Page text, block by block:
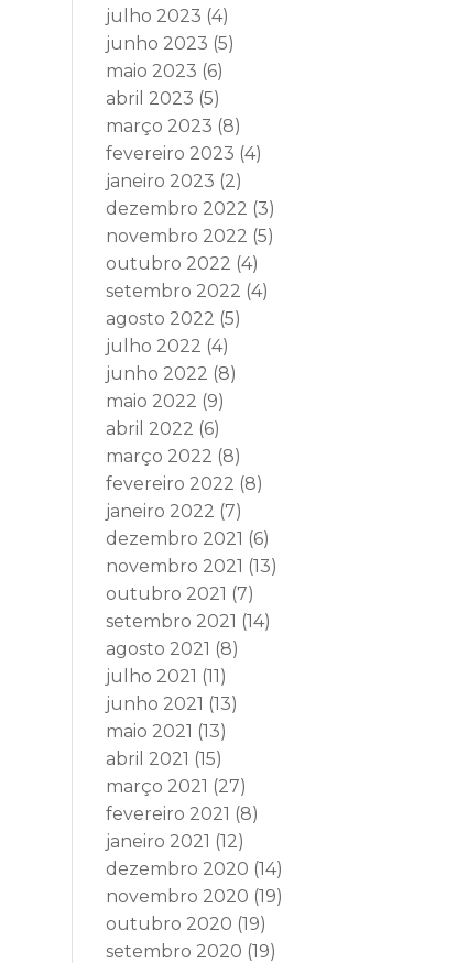
julho 2023 (4)
junho 2023 (5)
maio 2023 (6)
abril 2023 (5)
março 2023 (8)
fevereiro 2023 (4)
janeiro 2023 (2)
dezembro 2022 (3)
novembro 2022 (5)
outubro 2022 (4)
setembro 2022 (4)
agosto 2022 (5)
julho 2022 (4)
junho 2022 (8)
maio 2022 (9)
abril 2022 (6)
março 2022 (8)
fevereiro 2022 (8)
janeiro 2022 (7)
dezembro 2021 (6)
novembro 2021 (13)
outubro 2021 (7)
setembro 2021 (14)
agosto 2021 (8)
julho 2021 (11)
junho 2021 (13)
maio 2021 (13)
abril 2021 (15)
março 2021 (27)
fevereiro 2021 (8)
janeiro 2021 (12)
dezembro 2020 (14)
novembro 2020 (19)
outubro 2020 (19)
setembro 2020 (19)